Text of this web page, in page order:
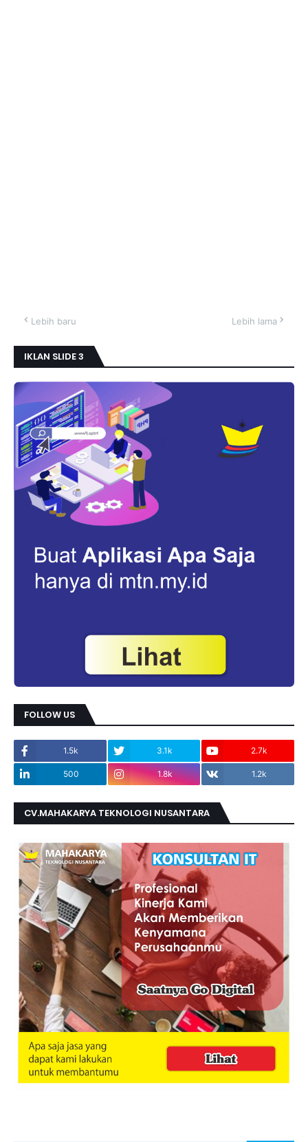
Lebih baru Lebih lama
IKLAN SLIDE 3
FOLLOW US
1.5k 3.1k 2.7k
500 1.8k 1.2k
CV.MAHAKARYA TEKNOLOGI NUSANTARA